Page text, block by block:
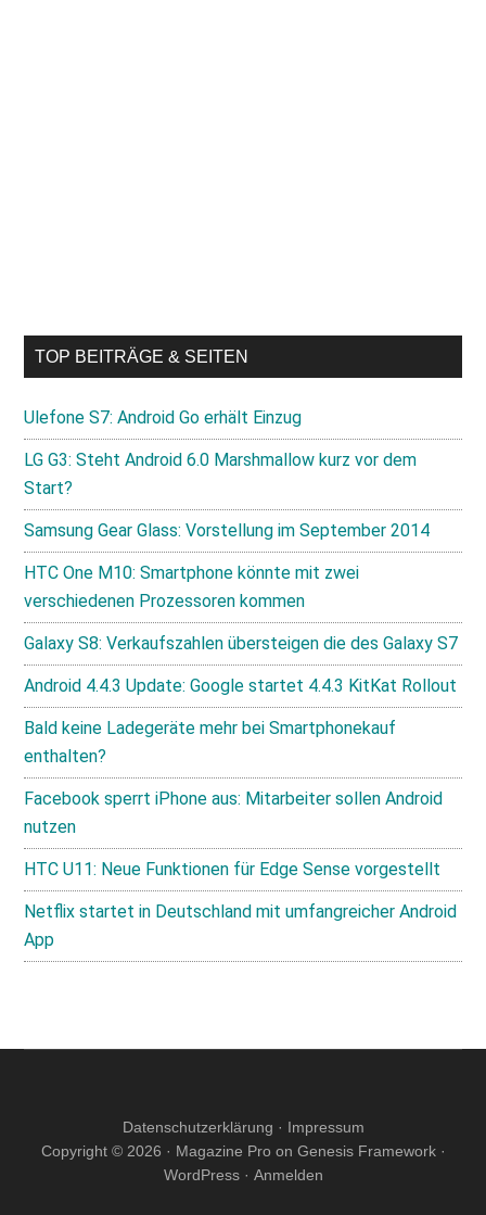
TOP BEITRÄGE & SEITEN
Ulefone S7: Android Go erhält Einzug
LG G3: Steht Android 6.0 Marshmallow kurz vor dem
Start?
Samsung Gear Glass: Vorstellung im September 2014
HTC One M10: Smartphone könnte mit zwei
verschiedenen Prozessoren kommen
Galaxy S8: Verkaufszahlen übersteigen die des Galaxy S7
Android 4.4.3 Update: Google startet 4.4.3 KitKat Rollout
Bald keine Ladegeräte mehr bei Smartphonekauf
enthalten?
Facebook sperrt iPhone aus: Mitarbeiter sollen Android
nutzen
HTC U11: Neue Funktionen für Edge Sense vorgestellt
Netflix startet in Deutschland mit umfangreicher Android
App
Datenschutzerklärung · Impressum
Copyright © 2026 · Magazine Pro on Genesis Framework·
WordPress· Anmelden